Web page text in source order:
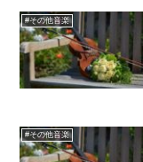
#その他音楽
#その他音楽